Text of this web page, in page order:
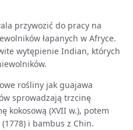
przywozić do pracy na
łapanych w Afryce.
wytępienie Indian, których
rośliny jak guajawa
sprowadzają trzcinę
kokosową (XVII w.), potem
i bambus z Chin.